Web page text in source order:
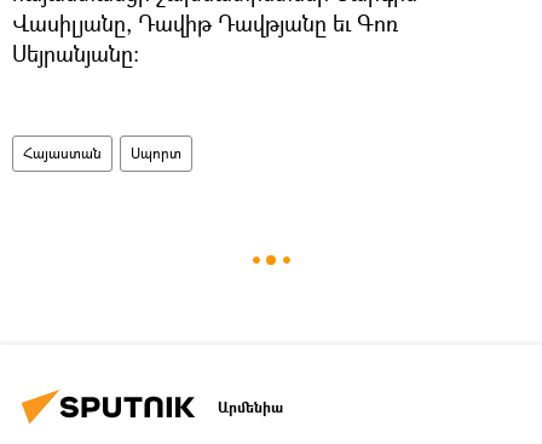
Վասիլյանը, Դավիթ Դավթյանը եւ Գոռ
Սեյրանյանը:
Հայաստան Սպորտ
Արմենիա